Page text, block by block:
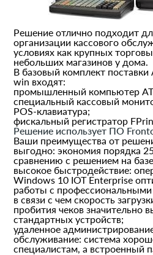
Решение отлично подходит
организации кассового
условиях как крупных
небольших магазинов у дома.
В базовый комплект
win входят:
промышленный компьютер
специальный кассовый
POS-клавиатура;
фискальный регистратор
Решение использует ПО
Ваши преимущества от
выгодно: экономия порядка
сравнению с решением на
высокое быстродействие:
Windows 10 IOT Enterprise
работы с
в связи с чем скорость
пробития чеков значительно
стандартных устройств;
удаленное
обслуживание: система
специалистам, а встроенный